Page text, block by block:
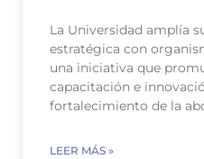
La Universidad amplía
estratégica con
una iniciativa que
capacitación e
fortalecimiento de la
LEER MÁS »